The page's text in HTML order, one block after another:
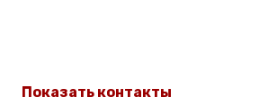
Показать контакты